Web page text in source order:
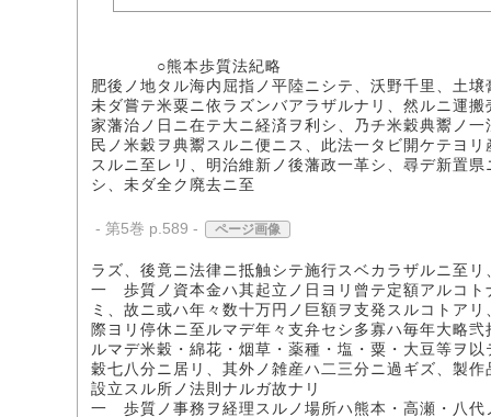
○熊本歩質法紀略
肥後ノ地タル海内屈指ノ平陸ニシテ、沃野千里、土
未ダ嘗テ米粟ニ依ラズンバアラザルナリ、然ルニ運
家藩治ノ日ニ在テ大ニ経済ヲ利シ、乃チ米穀典鬻ノ
民ノ米穀ヲ典鬻スルニ便ニス、此法一タビ開ケテヨ
スルニ至レリ、明治維新ノ後藩政一革シ、尋デ新置
シ、未ダ全ク廃去ニ至
- 第5巻 p.589 - ページ画像
ラズ、後竟ニ法律ニ抵触シテ施行スベカラザルニ至
一 歩質ノ資本金ハ其起立ノ日ヨリ曾テ定額アルコト
ミ、故ニ或ハ年々数十万円ノ巨額ヲ支発スルコトア
際ヨリ停休ニ至ルマデ年々支弁セシ多寡ハ毎年大略
ルマデ米穀・綿花・烟草・薬種・塩・粟・大豆等ヲ
穀七八分ニ居リ、其外ノ雑産ハ二三分ニ過ギズ、製
設立スル所ノ法則ナルガ故ナリ
一 歩質ノ事務ヲ経理スルノ場所ハ熊本・高瀬・八代